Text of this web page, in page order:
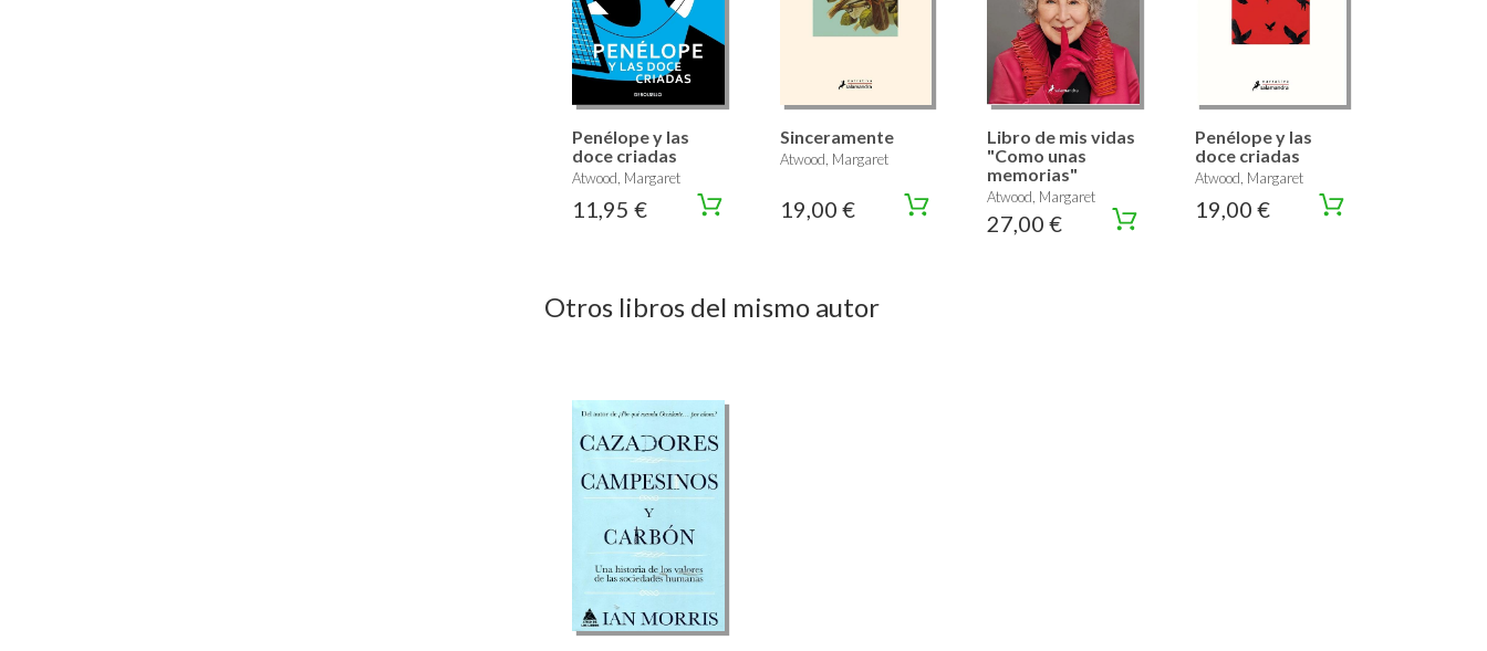
Penélope y las
doce criadas
Atwood, Margaret
11,95 €
Sinceramente
Atwood, Margaret
19,00 €
Libro de mis vidas
"Como unas
memorias"
Atwood, Margaret
27,00 €
Penélope y las
doce criadas
Atwood, Margaret
19,00 €
Otros libros del mismo autor